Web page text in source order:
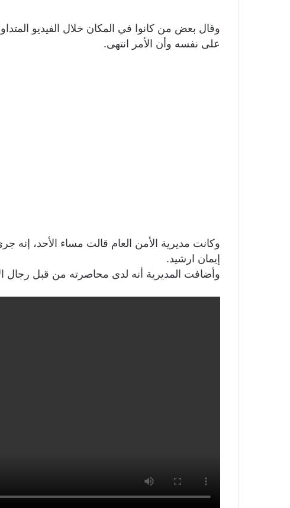
وقال بعض من كانوا في المكان خلال الفيديو
على نفسه وأن الأمر انتهى.
وكانت مديرية الأمن العام قالت مساء الأحد، إنه
إيمان ارشيد.
وأضافت المديرية أنه لدى محاصرته من قبل رجال